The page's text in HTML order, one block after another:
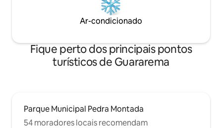
Ar-condicionado
Fique perto dos principais pontos
turísticos de Guararema
Parque Municipal Pedra Montada
54 moradores locais recomendam